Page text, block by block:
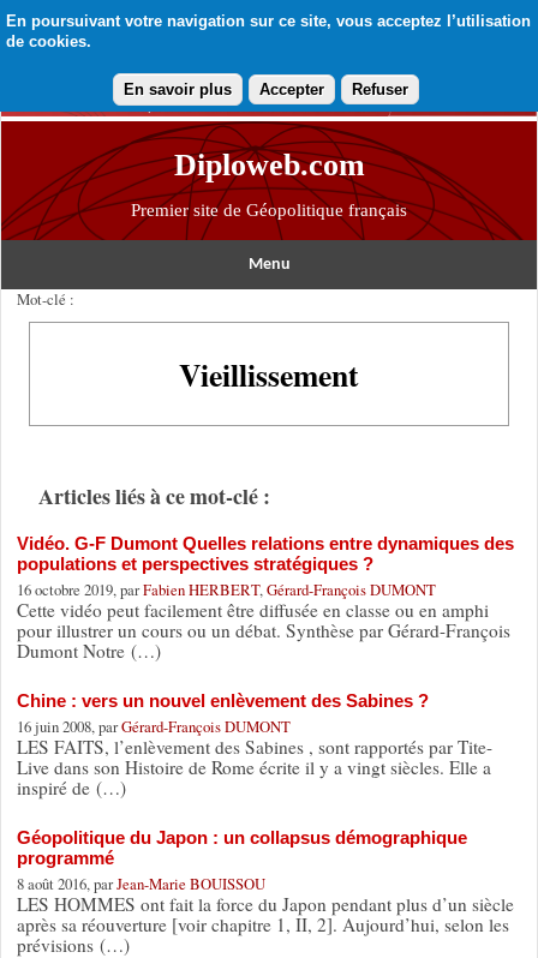
En poursuivant votre navigation sur ce site, vous acceptez l’utilisation
de cookies.
En savoir plus Accepter Refuser
Diploweb.com
Premier site de Géopolitique français
Menu
Mot-clé :
Vieillissement
Articles liés à ce mot-clé :
Vidéo. G-F Dumont Quelles relations entre dynamiques des
populations et perspectives stratégiques ?
16 octobre 2019, parFabien HERBERT, Gérard-François DUMONT
Cette vidéo peut facilement être diffusée en classe ou en amphi
pour illustrer un cours ou un débat. Synthèse par Gérard-François
Dumont Notre (…)
Chine : vers un nouvel enlèvement des Sabines ?
16 juin 2008, parGérard-François DUMONT
LES FAITS, l’enlèvement des Sabines , sont rapportés par Tite-
Live dans son Histoire de Rome écrite il y a vingt siècles. Elle a
inspiré de (…)
Géopolitique du Japon : un collapsus démographique
programmé
8 août 2016, parJean-Marie BOUISSOU
LES HOMMES ont fait la force du Japon pendant plus d’un siècle
après sa réouverture [voir chapitre 1, II, 2]. Aujourd’hui, selon les
prévisions (…)